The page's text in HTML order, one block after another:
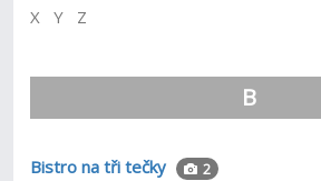
X Y Z
B
Bistro na tři tečky 2